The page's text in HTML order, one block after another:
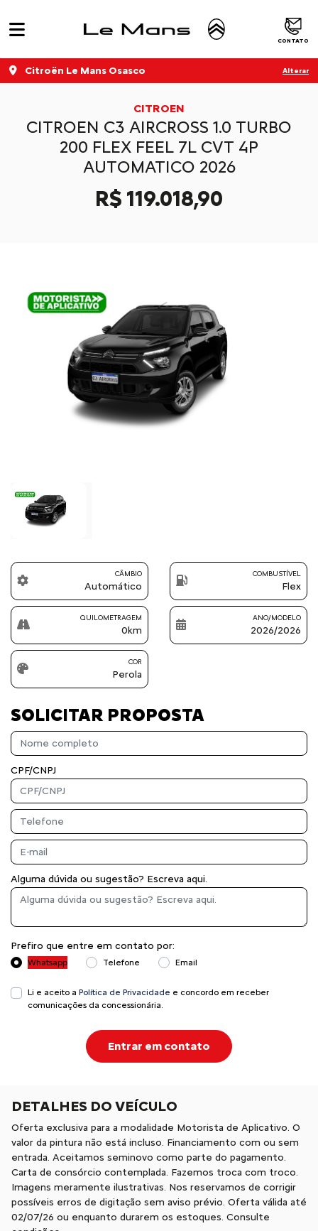
CONTATO
Citroën Le Mans Osasco Alterar
CITROEN
CITROEN C3 AIRCROSS 1.0 TURBO
200 FLEX FEEL 7L CVT 4P
AUTOMATICO 2026
R$ 119.018,90
Previous
CÂMBIO
Automático
COMBUSTÍVEL
Flex
QUILOMETRAGEM
0km
ANO/MODELO
2026/2026
COR
Perola
SOLICITAR PROPOSTA
CPF/CNPJ
Alguma dúvida ou sugestão? Escreva aqui.
Prefiro que entre em contato por:
Whatsapp Telefone Email
Li e aceito a Política de Privacidade e concordo em receber
comunicações da concessionária.
Entrar em contato
DETALHES DO VEÍCULO
Oferta exclusiva para a modalidade Motorista de Aplicativo. O
valor da pintura não está incluso. Financiamento com ou sem
entrada. Aceitamos seminovo como parte do pagamento.
Carta de consórcio contemplada. Fazemos troca com troco.
Imagens meramente ilustrativas. Nos reservamos de corrigir
possíveis erros de digitação sem aviso prévio. Oferta válida até
02/07/26 ou enquanto durarem os estoques. Consulte